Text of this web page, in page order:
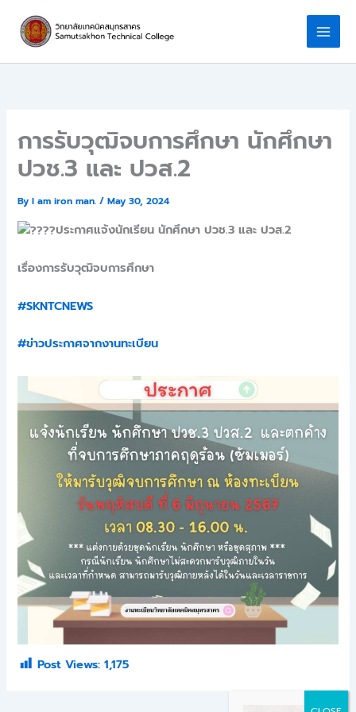
content
การรับวุฒิจบการศึกษา นักศึกษา
ปวช.3 และ ปวส.2
ByI am iron man./May 30, 2024
ประกาศแจ้งนักเรียน นักศึกษา ปวช.3 และ ปวส.2
เรื่องการรับวุฒิจบการศึกษา
#SKNTCNEWS
#ข่าวประกาศจากงานทะเบียน
Post Views: 1,175